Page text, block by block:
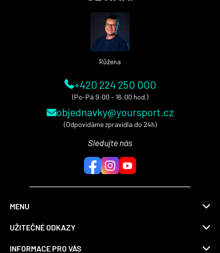
Růžena
+420 224 250 000
(Po-Pá 9:00 - 16:00 hod.)
objednavky@yoursport.cz
(Odpovídáme zpravidla do 24h)
Sledujte nás
MENU
UŽITEČNÉ ODKAZY
INFORMACE PRO VÁS